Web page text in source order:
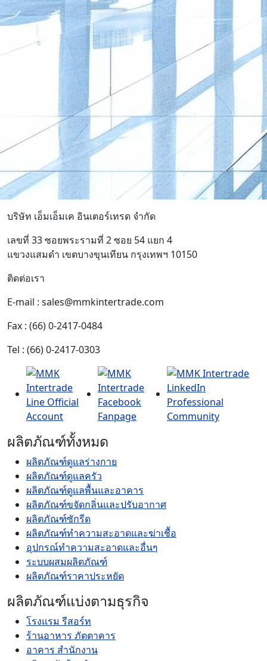
บริษัท เอ็มเอ็มเค อินเตอร์เทรด จำกัด
เลขที่ 33 ซอยพระรามที่ 2 ซอย 54 แยก 4
แขวงแสมดำ เขตบางขุนเทียน กรุงเทพฯ 10150
ติดต่อเรา
E-mail : sales@mmkintertrade.com
Fax : (66) 0-2417-0484
Tel : (66) 0-2417-0303
ผลิตภัณฑ์ทั้งหมด
ผลิตภัณฑ์ดูแลร่างกาย
ผลิตภัณฑ์ดูแลครัว
ผลิตภัณฑ์ดูแลพื้นและอาคาร
ผลิตภัณฑ์ขจัดกลิ่นและปรับอากาศ
ผลิตภัณฑ์ซักรีด
ผลิตภัณฑ์ทำความสะอาดและฆ่าเชื้อ
อุปกรณ์ทำความสะอาดและอื่นๆ
ระบบผสมผลิตภัณฑ์
ผลิตภัณฑ์ราคาประหยัด
ผลิตภัณฑ์แบ่งตามธุรกิจ
โรงแรม รีสอร์ท
ร้านอาหาร ภัตตาคาร
อาคาร สำนักงาน